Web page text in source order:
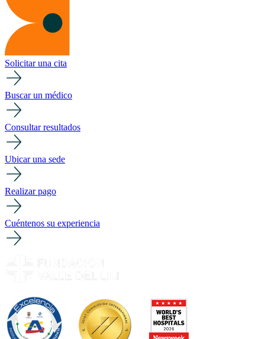
Solicitar una cita
Buscar un médico
Consultar resultados
Ubicar una sede
Realizar pago
Cuéntenos su experiencia